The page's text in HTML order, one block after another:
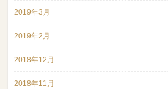
2019年3月
2019年2月
2018年12月
2018年11月